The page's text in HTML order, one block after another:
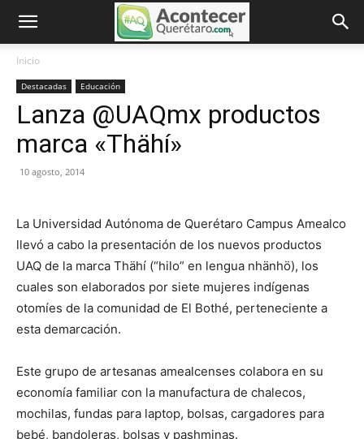
Inicio
Destacadas Educación
Lanza @UAQmx productos
marca «Thähí»
10 agosto, 2014
La Universidad Autónoma de Querétaro Campus Amealco
llevó a cabo la presentación de los nuevos productos
UAQ de la marca Thähí (“hilo” en lengua nhänhö), los
cuales son elaborados por siete mujeres indígenas
otomíes de la comunidad de El Bothé, perteneciente a
esta demarcación.
Este grupo de artesanas amealcenses colabora en su
economía familiar con la manufactura de chalecos,
mochilas, fundas para laptop, bolsas, cargadores para
bebé, bandoleras, bolsas y pashminas.